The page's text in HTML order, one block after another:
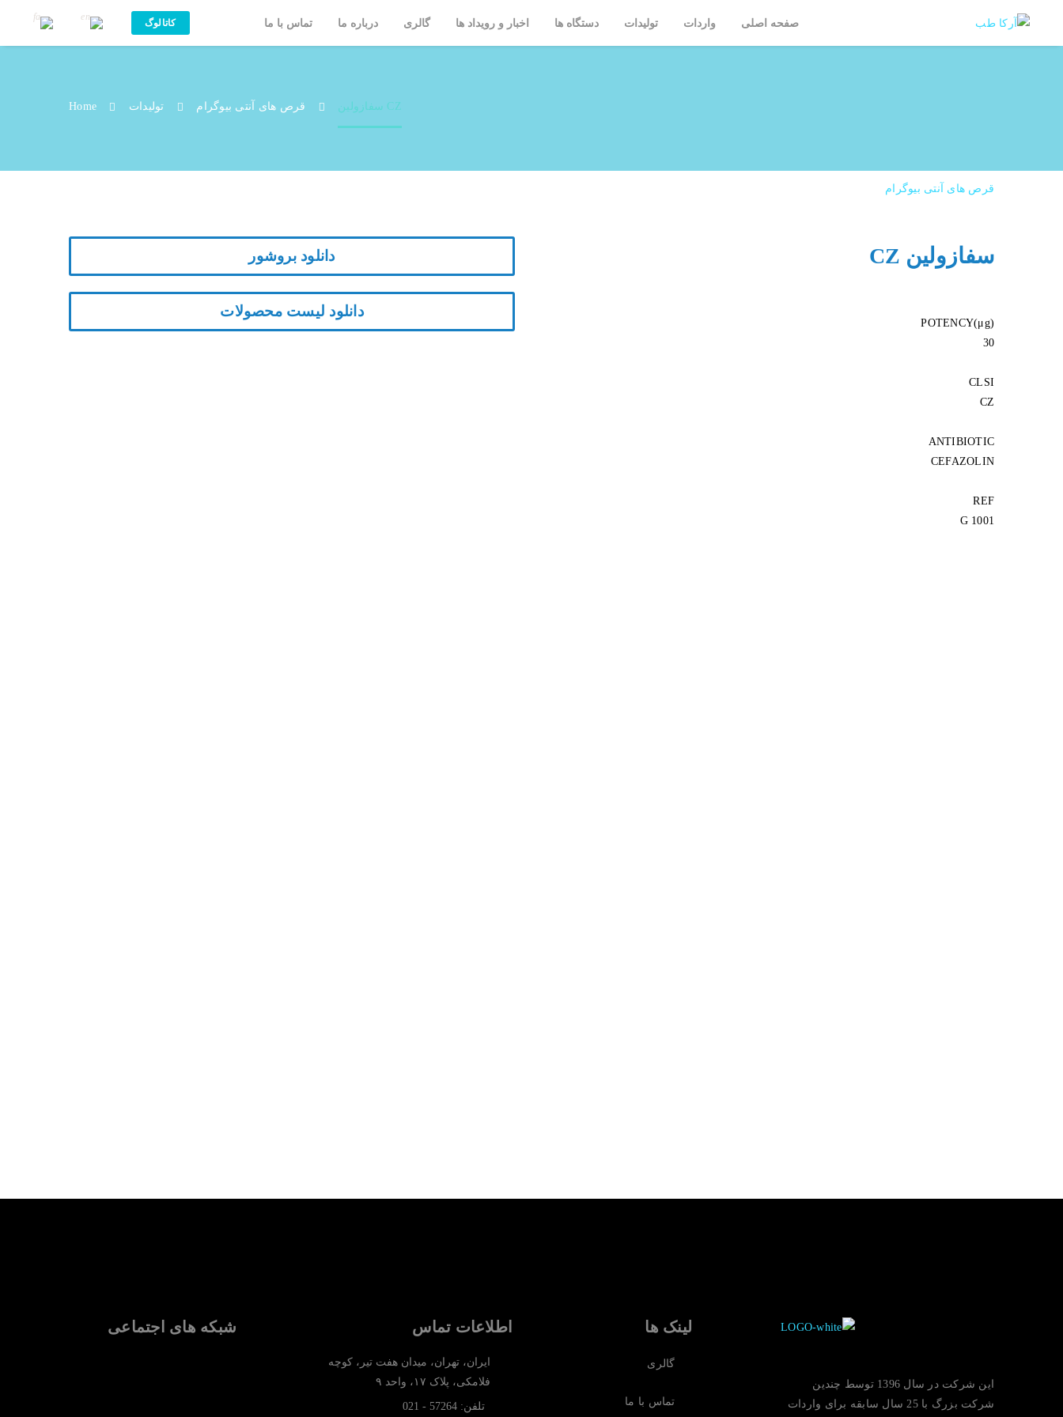
صفحه اصلی واردات تولیدات دستگاه ها اخبار و رویداد ها گالری درباره ما تماس با ما کاتالوگ
سفازولین CZ Home تولیدات قرص های آنتی بیوگرام سفازولین CZ
قرص های آنتی بیوگرام
سفازولین CZ
POTENCY(μg)
30
CLSI
CZ
ANTIBIOTIC
CEFAZOLIN
REF
G 1001
دانلود بروشور
دانلود لیست محصولات
این شرکت در سال 1396 توسط چندین
شرکت بزرگ با 25 سال سابقه برای واردات
لینک ها
گالری
تماس با ما
اطلاعات تماس
ایران، تهران، میدان هفت تیر، کوچه
فلامکی، پلاک ۱۷، واحد ۹
تلفن: 57264 - 021
شبکه های اجتماعی